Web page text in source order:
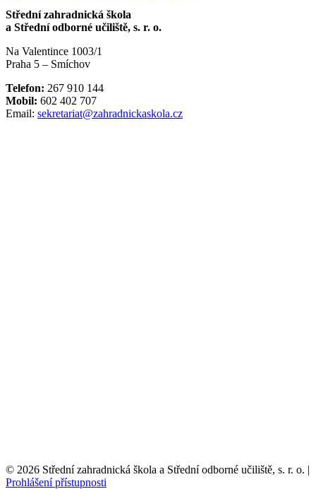
Střední zahradnická škola
a Střední odborné učiliště, s. r. o.
Na Valentince 1003/1
Praha 5 – Smíchov
Telefon: 267 910 144
Mobil: 602 402 707
Email: sekretariat@zahradnickaskola.cz
© 2026 Střední zahradnická škola a Střední odborné učiliště, s. r. o. |
Prohlášení přístupnosti